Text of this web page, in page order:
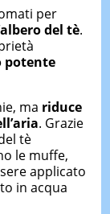
per
del tè.
potente
ma riduce
. Grazie
tè
le muffe,
applicato
in acqua